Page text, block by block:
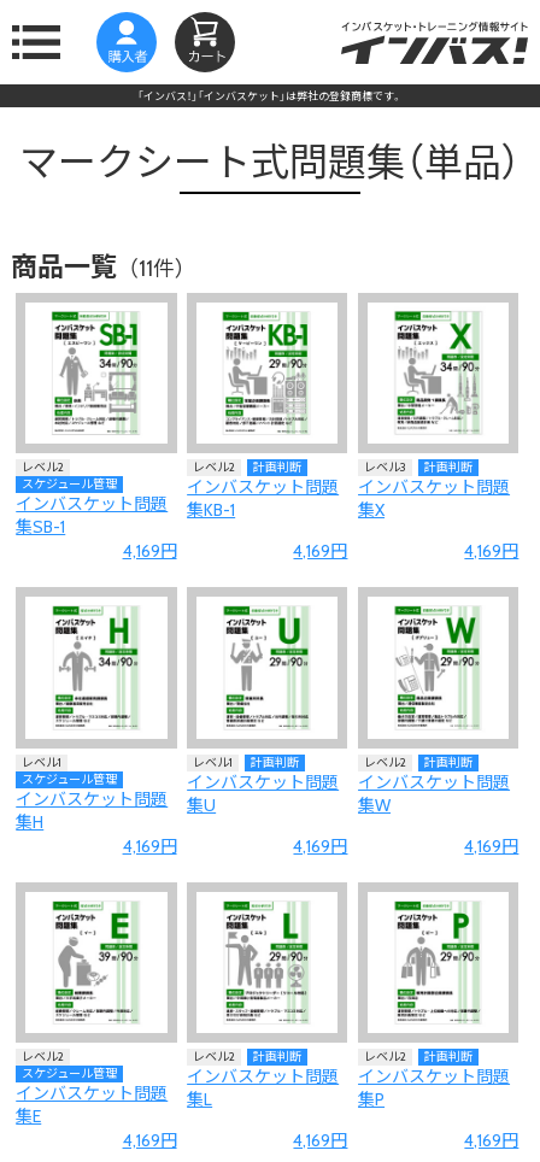
「インバス！」「インバスケット」は弊社の登録商標です。
マークシート式問題集（単品）
商品一覧 （11件）
レベル2
スケジュール管理
インバスケット問題
集SB-1
4,169円
レベル2 計画判断
インバスケット問題
集KB-1
4,169円
レベル3 計画判断
インバスケット問題
集X
4,169円
レベル1
スケジュール管理
インバスケット問題
集H
4,169円
レベル1 計画判断
インバスケット問題
集U
4,169円
レベル2 計画判断
インバスケット問題
集W
4,169円
レベル2
スケジュール管理
インバスケット問題
集E
4,169円
レベル2 計画判断
インバスケット問題
集L
4,169円
レベル2 計画判断
インバスケット問題
集P
4,169円